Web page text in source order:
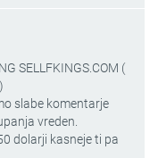
SELLFKINGS.COM (
slabe komentarje
vreden.
dolarji kasneje ti pa